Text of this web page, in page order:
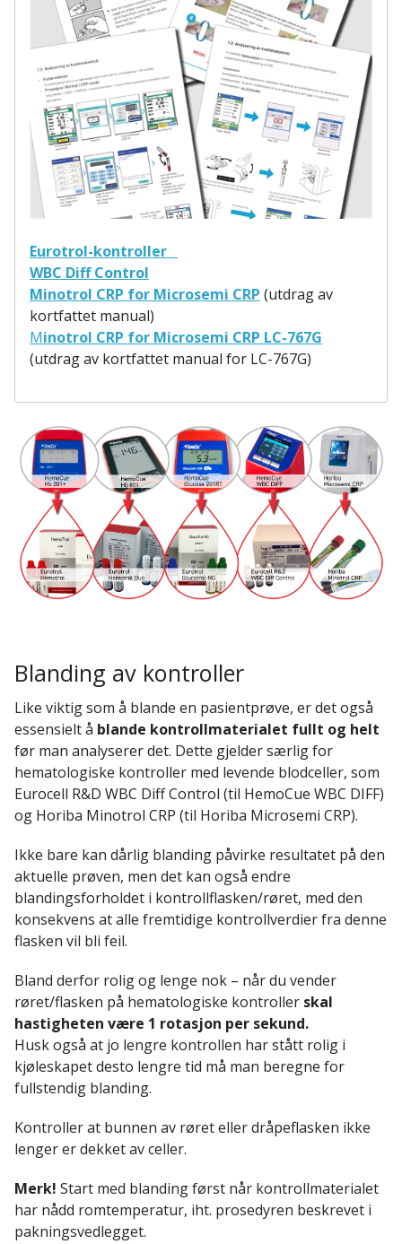
Eurotrol-kontroller
WBC Diff Control
Minotrol CRP for Microsemi CRP (utdrag av
kortfattet manual)
Minotrol CRP for Microsemi CRP LC-767G
(utdrag av kortfattet manual for LC-767G)
Blanding av kontroller
Like viktig som å blande en pasientprøve, er det også
essensielt å blande kontrollmaterialet fullt og helt
før man analyserer det. Dette gjelder særlig for
hematologiske kontroller med levende blodceller, som
Eurocell R&D WBC Diff Control (til HemoCue WBC DIFF)
og Horiba Minotrol CRP (til Horiba Microsemi CRP).
Ikke bare kan dårlig blanding påvirke resultatet på den
aktuelle prøven, men det kan også endre
blandingsforholdet i kontrollflasken/røret, med den
konsekvens at alle fremtidige kontrollverdier fra denne
flasken vil bli feil.
Bland derfor rolig og lenge nok – når du vender
røret/flasken på hematologiske kontroller skal
hastigheten være 1 rotasjon per sekund.
Husk også at jo lengre kontrollen har stått rolig i
kjøleskapet desto lengre tid må man beregne for
fullstendig blanding.
Kontroller at bunnen av røret eller dråpeflasken ikke
lenger er dekket av celler.
Merk! Start med blanding først når kontrollmaterialet
har nådd romtemperatur, iht. prosedyren beskrevet i
pakningsvedlegget.